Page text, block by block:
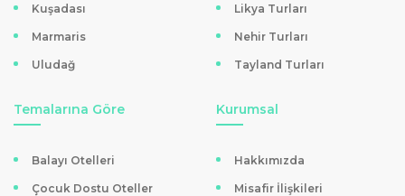
Kuşadası
Marmaris
Uludağ
Likya Turları
Nehir Turları
Tayland Turları
Temalarına Göre
Balayı Otelleri
Çocuk Dostu Oteller
Kurumsal
Hakkımızda
Misafir İlişkileri